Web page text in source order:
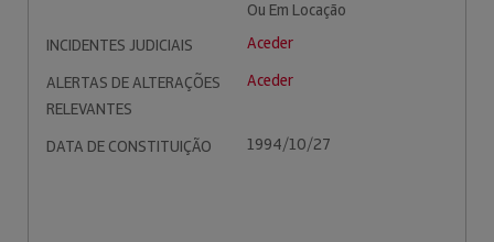
Ou Em Locação
INCIDENTES JUDICIAIS
Aceder
ALERTAS DE ALTERAÇÕES
RELEVANTES
Aceder
DATA DE CONSTITUIÇÃO 1994/10/27